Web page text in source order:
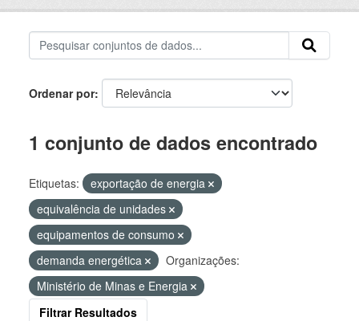
Ordenar por
1 conjunto de dados encontrado
Etiquetas:
exportação de energia
equivalência de unidades
equipamentos de consumo
demanda energética
Organizações:
Ministério de Minas e Energia
Filtrar Resultados